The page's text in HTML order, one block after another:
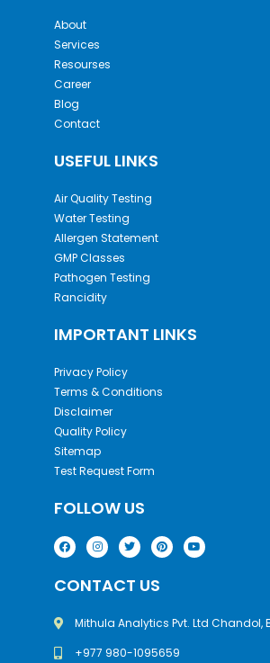
About
Services
Resourses
Career
Blog
Contact
USEFUL LINKS
Air Quality Testing
Water Testing
Allergen Statement
GMP Classes
Pathogen Testing
Rancidity
IMPORTANT LINKS
Privacy Policy
Terms & Conditions
Disclaimer
Quality Policy
Sitemap
Test Request Form
FOLLOW US
CONTACT US
Mithula Analytics Pvt. Ltd Chandol,
+977 980-1095659